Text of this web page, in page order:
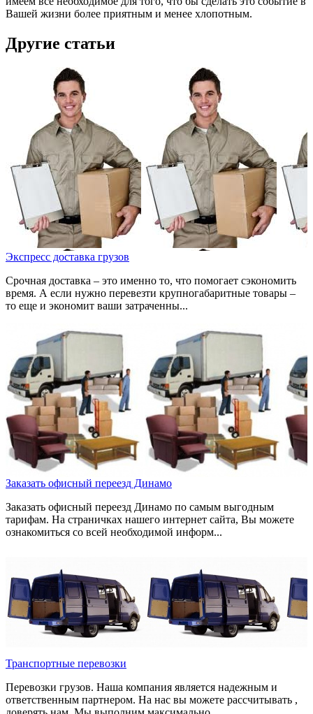
Вашей жизни более приятным и менее хлопотным.
Другие статьи
Экспресс доставка грузов
Срочная доставка – это именно то, что помогает сэкономить
время. А если нужно перевезти крупногабаритные товары –
то еще и экономит ваши затраченны...
Заказать офисный переезд Динамо
Заказать офисный переезд Динамо по самым выгодным
тарифам. На страничках нашего интернет сайта, Вы можете
ознакомиться со всей необходимой информ...
Транспортные перевозки
Перевозки грузов. Наша компания является надежным и
ответственным партнером. На нас вы можете рассчитывать ,